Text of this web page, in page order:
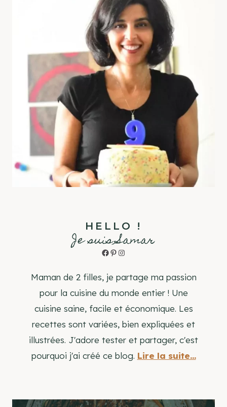
HELLO !
Je suis Samar
Facebook
Pinterest
Instagram
Maman de 2 filles, je partage ma passion
pour la cuisine du monde entier ! Une
cuisine saine, facile et économique. Les
recettes sont variées, bien expliquées et
illustrées. J'adore tester et partager, c'est
pourquoi j'ai créé ce blog. Lire la suite...